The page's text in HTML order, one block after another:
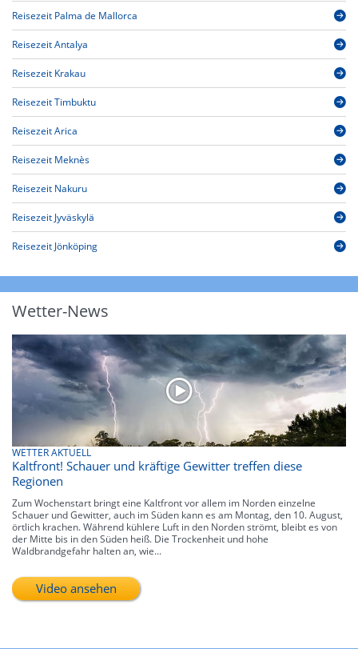
Reisezeit Palma de Mallorca
Reisezeit Antalya
Reisezeit Krakau
Reisezeit Timbuktu
Reisezeit Arica
Reisezeit Meknès
Reisezeit Nakuru
Reisezeit Jyväskylä
Reisezeit Jönköping
Wetter-News
WETTER AKTUELL
Kaltfront! Schauer und kräftige Gewitter treffen diese
Regionen
Zum Wochenstart bringt eine Kaltfront vor allem im Norden einzelne
Schauer und Gewitter, auch im Süden kann es am Montag, den 10. August,
örtlich krachen. Während kühlere Luft in den Norden strömt, bleibt es von
der Mitte bis in den Süden heiß. Die Trockenheit und hohe
Waldbrandgefahr halten an, wie...
Video ansehen